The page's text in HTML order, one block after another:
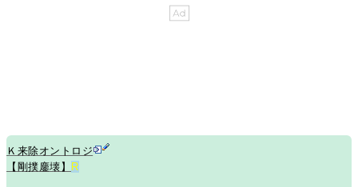
Ｋ来除オントロジ
【剛撲鏖壊】
R